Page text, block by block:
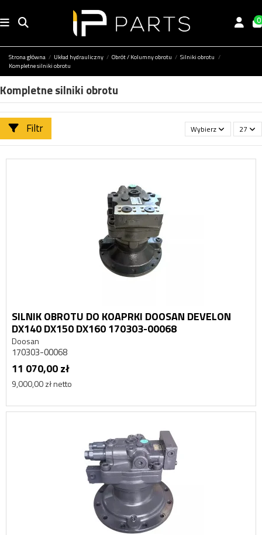
0
Strona główna Układ hydrauliczny Obrót / Kolumny obrotu
Silniki obrotu
Kompletne silniki obrotu
Kompletne silniki obrotu
Filtr Wybierz 27
SILNIK OBROTU DO KOAPRKI DOOSAN DEVELON
DX140 DX150 DX160 170303-00068
Doosan
170303-00068
11 070,00 zł
9,000,00 zł netto